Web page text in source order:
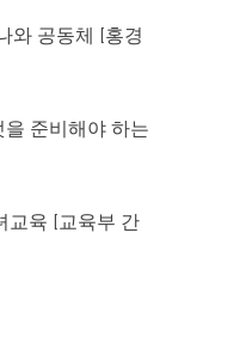
와 공동체 [홍경
을 준비해야 하는
교육 [교육부 간